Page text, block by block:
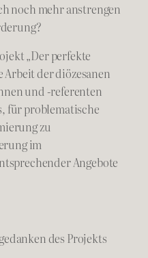
noch mehr anstrengen
„Der perfekte
Arbeit der diözesanen
und -referenten
für problematische
zu
im
Angebote
des Projekts